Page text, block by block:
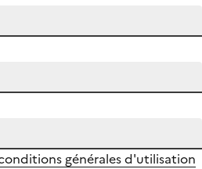
générales d'utilisation